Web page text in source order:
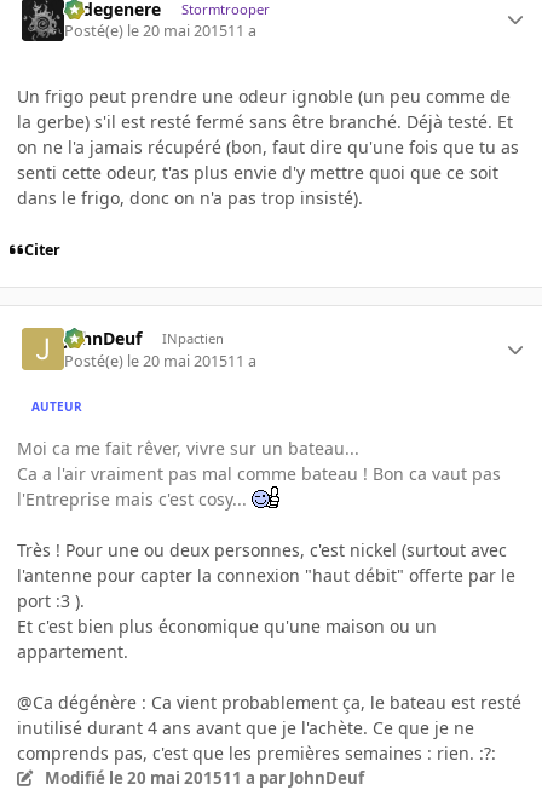
cadegenere Stormtrooper
Posté(e) le 20 mai 201511 a
Un frigo peut prendre une odeur ignoble (un peu comme de
la gerbe) s'il est resté fermé sans être branché. Déjà testé. Et
on ne l'a jamais récupéré (bon, faut dire qu'une fois que tu as
senti cette odeur, t'as plus envie d'y mettre quoi que ce soit
dans le frigo, donc on n'a pas trop insisté).
Citer
JohnDeuf INpactien
Posté(e) le 20 mai 201511 a
AUTEUR
Moi ca me fait rêver, vivre sur un bateau...
Ca a l'air vraiment pas mal comme bateau ! Bon ca vaut pas
l'Entreprise mais c'est cosy...
Très ! Pour une ou deux personnes, c'est nickel (surtout avec
l'antenne pour capter la connexion "haut débit" offerte par le
port :3 ).
Et c'est bien plus économique qu'une maison ou un
appartement.
@Ca dégénère : Ca vient probablement ça, le bateau est resté
inutilisé durant 4 ans avant que je l'achète. Ce que je ne
comprends pas, c'est que les premières semaines : rien. :?:
Modifié le 20 mai 201511 a par JohnDeuf